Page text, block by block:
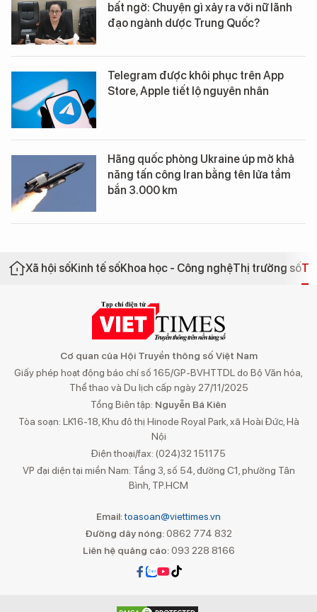
bất ngờ: Chuyện gì xảy ra với nữ lãnh
đạo ngành dược Trung Quốc?
Telegram được khôi phục trên App
Store, Apple tiết lộ nguyên nhân
Hãng quốc phòng Ukraine úp mở khả
năng tấn công Iran bằng tên lửa tầm
bắn 3.000 km
Xã hội sốKinh tế sốKhoa học - Công nghệThị trường số
Cơ quan của Hội Truyền thông số Việt Nam
Giấy phép hoạt động báo chí số 165/GP-BVHTTDL do Bộ Văn hóa,
Thể thao và Du lịch cấp ngày 27/11/2025
Tổng Biên tập: Nguyễn Bá Kiên
Tòa soạn: LK16-18, Khu đô thị Hinode Royal Park, xã Hoài Đức, Hà
Nội
Điện thoại/fax: (024)32 151175
VP đại diện tại miền Nam: Tầng 3, số 54, đường C1, phường Tân
Bình, TP.HCM
Email:toasoan@viettimes.vn
Đường dây nóng: 0862 774 832
Liên hệ quảng cáo:093 228 8166